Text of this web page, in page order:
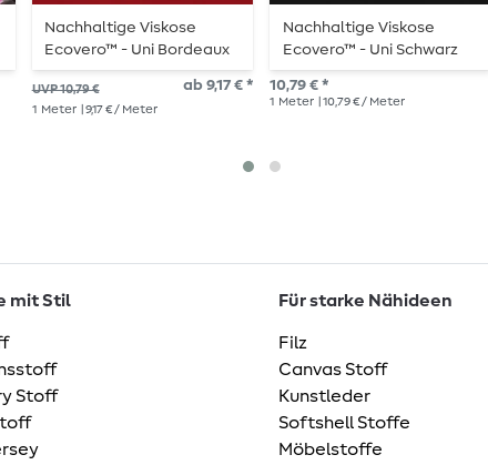
Nachhaltige Viskose
Ecovero™ - Uni Bordeaux
UVP 10,79 € ab 9,17 € *
1 Meter | 9,17 € / Meter
Nachhaltige Viskose
Ecovero™ - Uni Schwarz
10,79 € *
1 Meter | 10,79 € / Meter
mit Stil
Stoff
Für starke Nähideen
Filz
Canvas Stoff
Kunstleder
Softshell Stoffe
Möbelstoffe